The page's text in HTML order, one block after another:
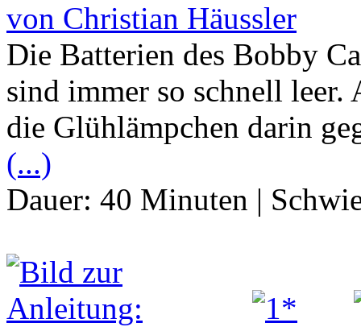
von Christian Häussler
Die Batterien des Bobby
sind immer so schnell
die Glühlämpchen darin
(...)
Dauer: 40 Minuten |